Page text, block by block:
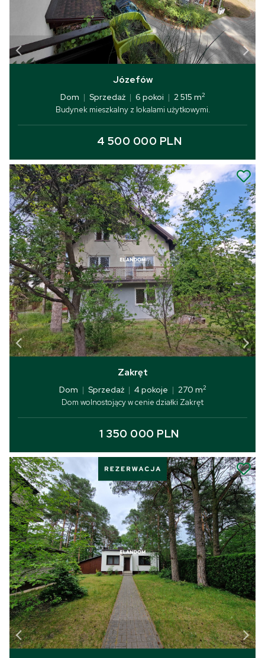
Józefów
Dom | Sprzedaż | 6 pokoi | 2 515 m2
Budynek mieszkalny z lokalami użytkowymi.
4 500 000 PLN
Zakręt
Dom | Sprzedaż | 4 pokoje | 270 m2
Dom wolnostojący w cenie działki Zakręt
1 350 000 PLN